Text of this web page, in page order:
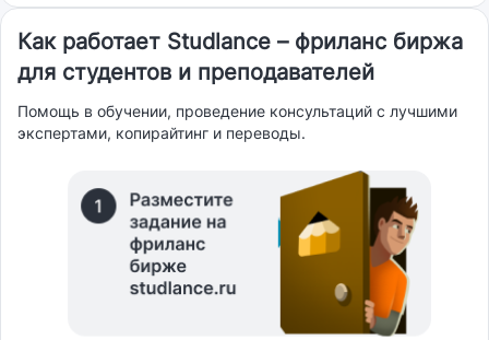
Как работает Studlance – фриланс биржа
для студентов и преподавателей
Помощь в обучении, проведение консультаций с лучшими
экспертами, копирайтинг и переводы.